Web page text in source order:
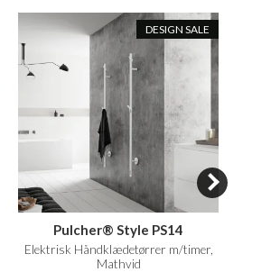
DESIGN SALE
Pulcher® Style PS14
Elektrisk Håndklædetørrer m/timer,
Mathvid